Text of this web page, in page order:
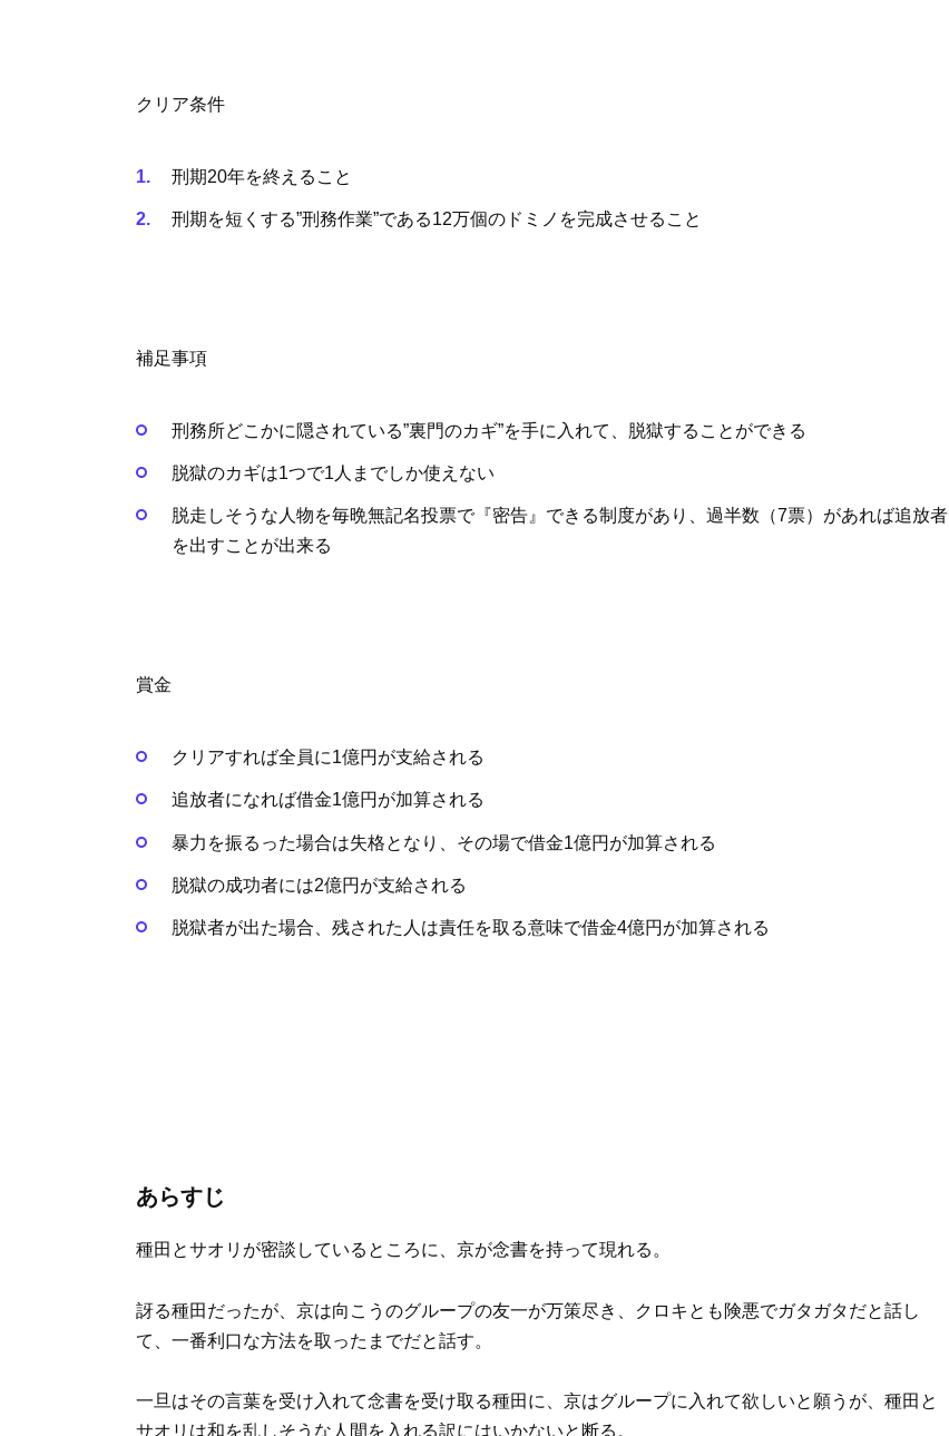
クリア条件
刑期20年を終えること
刑期を短くする”刑務作業”である12万個のドミノを完成させること
補足事項
刑務所どこかに隠されている”裏門のカギ”を手に入れて、脱獄することができる
脱獄のカギは1つで1人までしか使えない
脱走しそうな人物を毎晩無記名投票で『密告』できる制度があり、過半数（7票）があれば追放者
を出すことが出来る
賞金
クリアすれば全員に1億円が支給される
追放者になれば借金1億円が加算される
暴力を振るった場合は失格となり、その場で借金1億円が加算される
脱獄の成功者には2億円が支給される
脱獄者が出た場合、残された人は責任を取る意味で借金4億円が加算される
あらすじ
種田とサオリが密談しているところに、京が念書を持って現れる。
訝る種田だったが、京は向こうのグループの友一が万策尽き、クロキとも険悪でガタガタだと話し
て、一番利口な方法を取ったまでだと話す。
一旦はその言葉を受け入れて念書を受け取る種田に、京はグループに入れて欲しいと願うが、種田と
サオリは和を乱しそうな人間を入れる訳にはいかないと断る。